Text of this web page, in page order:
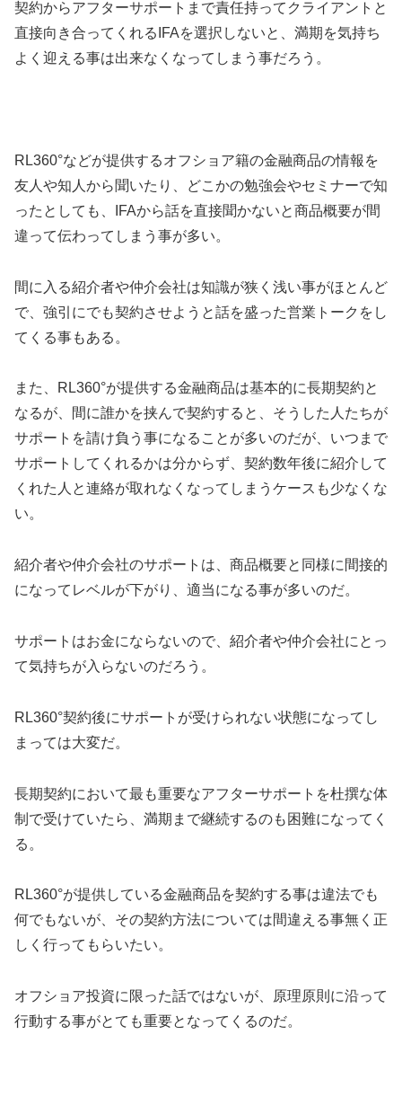
契約からアフターサポートまで責任持ってクライアントと
直接向き合ってくれるIFAを選択しないと、満期を気持ち
よく迎える事は出来なくなってしまう事だろう。
RL360°などが提供するオフショア籍の金融商品の情報を
友人や知人から聞いたり、どこかの勉強会やセミナーで知
ったとしても、IFAから話を直接聞かないと商品概要が間
違って伝わってしまう事が多い。
間に入る紹介者や仲介会社は知識が狭く浅い事がほとんど
で、強引にでも契約させようと話を盛った営業トークをし
てくる事もある。
また、RL360°が提供する金融商品は基本的に長期契約と
なるが、間に誰かを挟んで契約すると、そうした人たちが
サポートを請け負う事になることが多いのだが、いつまで
サポートしてくれるかは分からず、契約数年後に紹介して
くれた人と連絡が取れなくなってしまうケースも少なくな
い。
紹介者や仲介会社のサポートは、商品概要と同様に間接的
になってレベルが下がり、適当になる事が多いのだ。
サポートはお金にならないので、紹介者や仲介会社にとっ
て気持ちが入らないのだろう。
RL360°契約後にサポートが受けられない状態になってし
まっては大変だ。
長期契約において最も重要なアフターサポートを杜撰な体
制で受けていたら、満期まで継続するのも困難になってく
る。
RL360°が提供している金融商品を契約する事は違法でも
何でもないが、その契約方法については間違える事無く正
しく行ってもらいたい。
オフショア投資に限った話ではないが、原理原則に沿って
行動する事がとても重要となってくるのだ。